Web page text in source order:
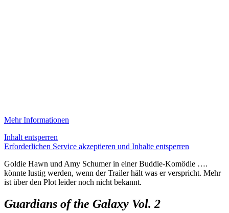
Mehr Informationen
Inhalt entsperren
Erforderlichen Service akzeptieren und Inhalte entsperren
Goldie Hawn und Amy Schumer in einer Buddie-Komödie ….
könnte lustig werden, wenn der Trailer hält was er verspricht. Mehr
ist über den Plot leider noch nicht bekannt.
Guardians of the Galaxy Vol. 2